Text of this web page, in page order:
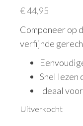
€44,95
Componeer op
verfijnde
Snel lezen
Ideaal
Uitverkocht